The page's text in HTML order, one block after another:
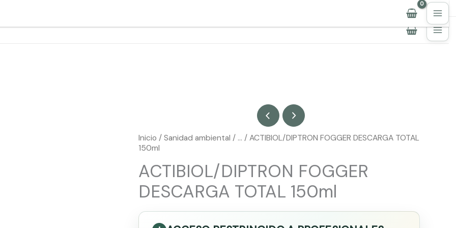
Dom Cerrado 647 910 316
Inicio /Sanidad ambiental / … / ACTIBIOL/DIPTRON FOGGER DESCARGA TOTAL
150ml
ACTIBIOL/DIPTRON FOGGER
DESCARGA TOTAL 150ml